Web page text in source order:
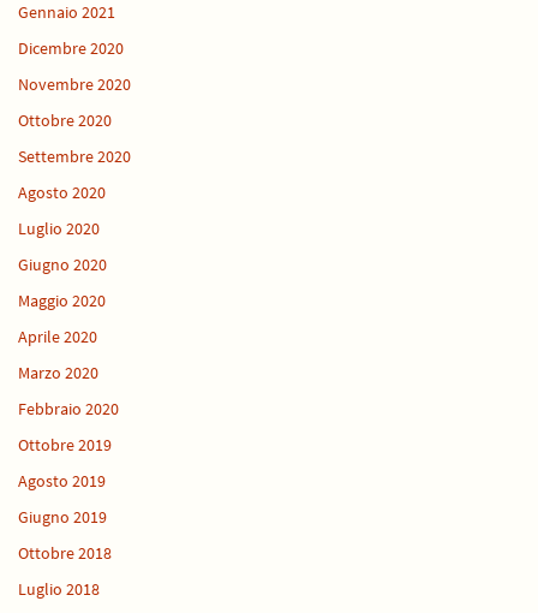
Gennaio 2021
Dicembre 2020
Novembre 2020
Ottobre 2020
Settembre 2020
Agosto 2020
Luglio 2020
Giugno 2020
Maggio 2020
Aprile 2020
Marzo 2020
Febbraio 2020
Ottobre 2019
Agosto 2019
Giugno 2019
Ottobre 2018
Luglio 2018